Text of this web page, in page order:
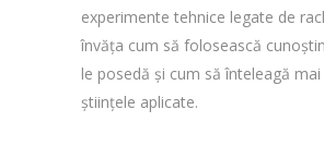
experimente tehnice legate de
învăța cum să folosească
le posedă și cum să înteleagă mai
științele aplicate.